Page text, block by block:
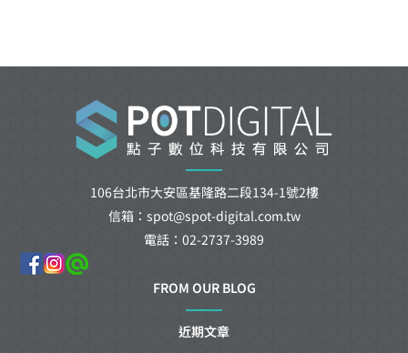
106台北市大安區基隆路二段134-1號2樓
信箱：spot@spot-digital.com.tw
電話：02-2737-3989
FROM OUR BLOG
近期文章